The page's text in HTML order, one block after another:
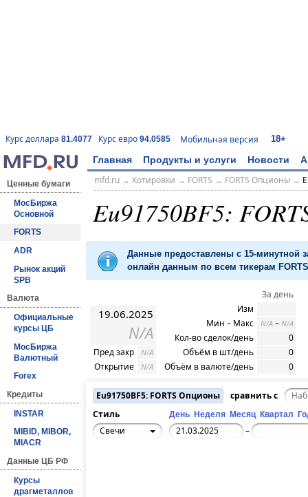
Курс доллара 81.4077 Курс евро 94.0585 Мобильная версия 18+
Главная Продукты и услуги Новости
Ценные бумаги
МосБиржа
Основной
FORTS
ADR
Рынок акций
SPB
Валюта
Официальные
курсы ЦБ
МосБиржа
Валютный
Forex
Кредиты
INSTAR
MIBID, MIBOR,
MIACR
Данные ЦБ РФ
Курсы
драгметаллов
mfd.ru→ Котировки → FORTS → FORTS Опционы→
Eu91750BF5:
Данные предоставлены с 15-минутной
онлайн данным по всем тикерам
19.06.2025
N/A
Пред закр N/A
Открытие N/A
За день
Изм
Мин – Макс
N/A – N/A
Кол-во сделок/день
0
Объём в шт/день
0
Объём в валюте/день
0
Eu91750BF5: FORTS Опционы
сравнить с
Стиль
День Неделя Месяц Квартал
Свечи –